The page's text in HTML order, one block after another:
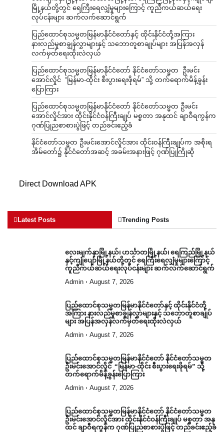
မြို့နယ်တို့တွင် ရေကြီးရေလျှံမှုများကြောင့် ကူညီကယ်ဆယ်ရေး
လုပ်ငန်းများ ဆက်လက်ဆောင်ရွက်
ပြည်ထောင်စုသမ္မတမြန်မာနိုင်ငံတော်နှင့် ထိုင်းနိုင်ငံတို့အကြား
နားလည်မှုစာချွန်လွှာများနှင့် သဘောတူစာချုပ်များ အပြန်အလှန်
လက်မှတ်ရေးထိုးလဲလှယ်
ပြည်ထောင်စုသမ္မတမြန်မာနိုင်ငံတော် နိုင်ငံတော်သမ္မတ ဦးမင်း
အောင်လှိုင် “မြန်မာ-ထိုင်း စီးပွားရေးဖိုရမ်” သို့ တက်ရောက်မိန့်ခွန်း
ပြောကြား
ပြည်ထောင်စုသမ္မတမြန်မာနိုင်ငံတော် နိုင်ငံတော်သမ္မတ ဦးမင်း
အောင်လှိုင်အား ထိုင်းနိုင်ငံဝန်ကြီးချုပ် မစ္စတာ အနုထင် ချာဝီရကွန်က
ဂုဏ်ပြုညစာစားပွဲဖြင့် တည်ခင်းဧည့်ခံ
နိုင်ငံတော်သမ္မတ ဦးမင်းအောင်လှိုင်အား ထိုင်းဝန်ကြီးချုပ်က အစိုးရ
အိမ်တော်၌ နိုင်ငံတော်အဆင့် အခမ်းအနားဖြင့် ဂုဏ်ပြုကြိုဆို
Direct Download APK
Latest Posts Trending Posts
လေးမျက်နှာမြို့နယ်၊ ဟင်္သာတမြို့နယ်၊ ရေကြည်မြို့နယ်
နှင့်ကျုံပျော်မြို့နယ်တို့တွင် ရေကြီးရေလျှံမှုများကြောင့်
ကူညီကယ်ဆယ်ရေးလုပ်ငန်းများ ဆက်လက်ဆောင်ရွက်
Admin August 7, 2026
ပြည်ထောင်စုသမ္မတမြန်မာနိုင်ငံတော်နှင့် ထိုင်းနိုင်ငံတို့
အကြား နားလည်မှုစာချွန်လွှာများနှင့် သဘောတူစာချုပ်
များ အပြန်အလှန်လက်မှတ်ရေးထိုးလဲလှယ်
Admin August 7, 2026
ပြည်ထောင်စုသမ္မတမြန်မာနိုင်ငံတော် နိုင်ငံတော်သမ္မတ
ဦးမင်းအောင်လှိုင် “မြန်မာ-ထိုင်း စီးပွားရေးဖိုရမ်” သို့
တက်ရောက်မိန့်ခွန်းပြောကြား
Admin August 7, 2026
ပြည်ထောင်စုသမ္မတမြန်မာနိုင်ငံတော် နိုင်ငံတော်သမ္မတ
ဦးမင်းအောင်လှိုင်အား ထိုင်းနိုင်ငံဝန်ကြီးချုပ် မစ္စတာ အနု
ထင် ချာဝီရကွန်က ဂုဏ်ပြုညစာစားပွဲဖြင့် တည်ခင်းဧည့်ခံ